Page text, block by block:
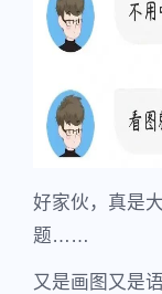
好家伙，真是
题……
又是画图又是